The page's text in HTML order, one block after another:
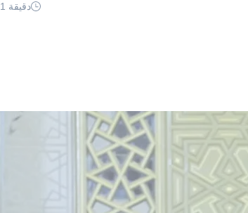
دقيقة 1